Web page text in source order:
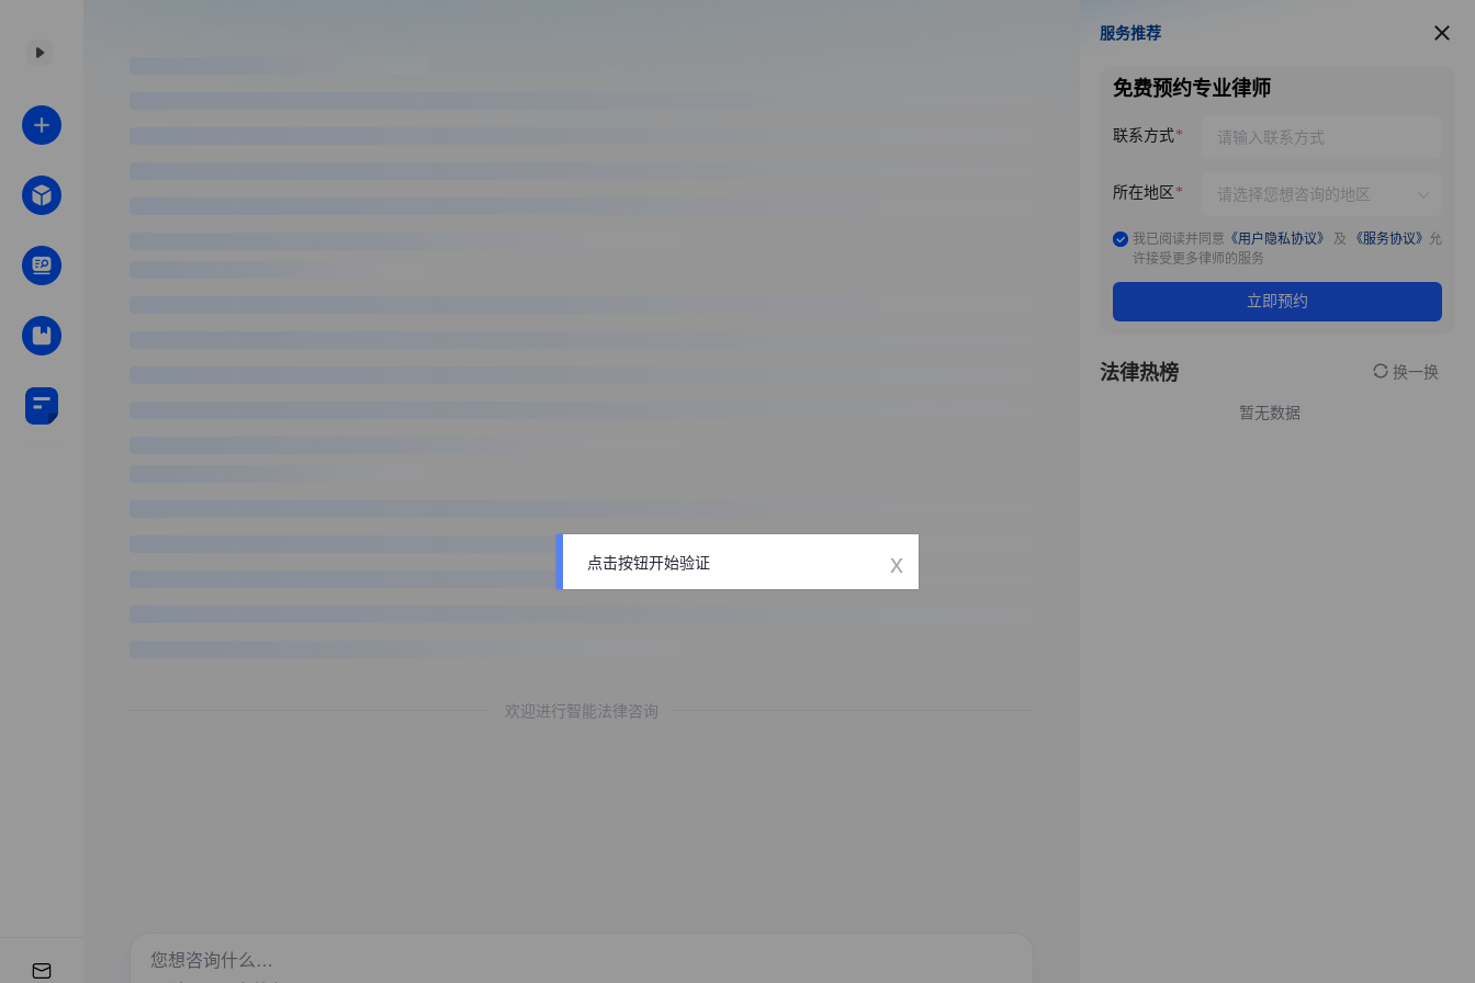
欢迎进行智能法律咨询
服务推荐
服务推荐
免费预约专业律师
联系方式
所在地区
我已阅读并同意 《用户隐私协议》 及 《服务协议》 允
许接受更多律师的服务
立即预约
法律热榜 换一换
暂无数据
点击按钮开始验证 x